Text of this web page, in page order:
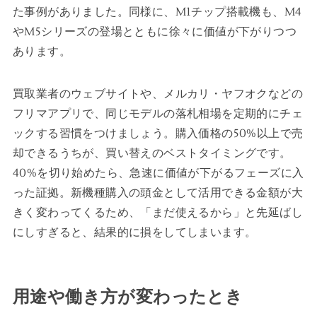
た事例がありました。同様に、M1チップ搭載機も、M4
やM5シリーズの登場とともに徐々に価値が下がりつつ
あります。
買取業者のウェブサイトや、メルカリ・ヤフオクなどの
フリマアプリで、同じモデルの落札相場を定期的にチェ
ックする習慣をつけましょう。購入価格の50%以上で売
却できるうちが、買い替えのベストタイミングです。
40%を切り始めたら、急速に価値が下がるフェーズに入
った証拠。新機種購入の頭金として活用できる金額が大
きく変わってくるため、「まだ使えるから」と先延ばし
にしすぎると、結果的に損をしてしまいます。
用途や働き方が変わったとき